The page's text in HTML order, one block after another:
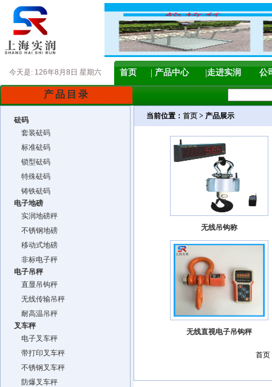
今天是: 126年8月8日 星期六 首页 产品中心 走进实润 公
产品目录
砝码
套装砝码
标准砝码
锁型砝码
特殊砝码
铸铁砝码
电子地磅
实润地磅秤
不锈钢地磅
移动式地磅
非标电子秤
电子吊秤
直显吊钩秤
无线传输吊秤
耐高温吊秤
叉车秤
电子叉车秤
带打印叉车秤
不锈钢叉车秤
防爆叉车秤
当前位置： 首页 > 产品展示
无线吊钩称
无线直视电子吊钩秤
首页